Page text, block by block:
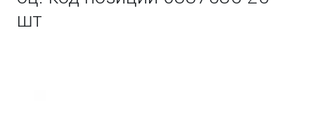
шт